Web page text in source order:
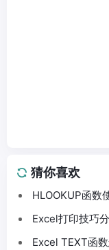
猜你喜欢
HLOOKUP函数
Excel打印技巧
Excel TEXT函